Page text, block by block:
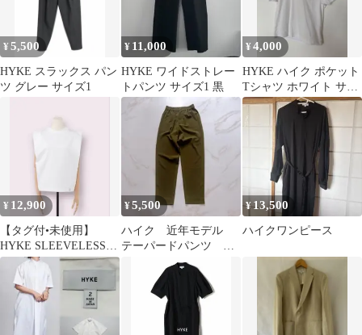
¥5,500
HYKE スラックス パン
ツ グレー サイズ1
¥ 11,000
HYKE ワイドストレー
トパンツ サイズ1 黒
¥4,000
HYKE ハイク ポケット
Tシャツ ホワイト サイ
ズ1
¥ 12,900
【タグ付•未使用】
HYKE SLEEVELESS
TEE サイズ2 WHITE
¥5,500
ハイク 近年モデル
テーパードパンツ カ
¥13,500
ハイクワンピース